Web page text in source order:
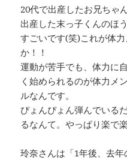
20代で出産したお兄ちゃ
出産した末っ子くんのほ
すごいです(笑)これが体
か！！
運動が苦手でも、体力に
く始められるのが体力メ
ルなんです。
ぴょんぴょん弾んでいる
るなんて。やっぱり楽で
玲奈さんは「1年後、去